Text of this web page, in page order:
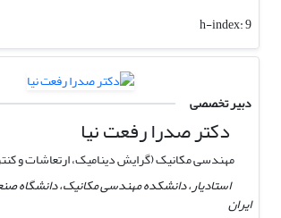
h-index:9
دبیر تخصصی
دکتر صدرا رفعت نیا
مهندسی مکانیک (گرایش دینامیک، ارتعاشات و
استادیار، دانشکده مهندسی مکانیک، دانشگاه
ایران